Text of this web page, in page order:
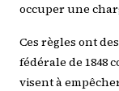
occuper une
Ces règles ont
fédérale de 1848
visent à